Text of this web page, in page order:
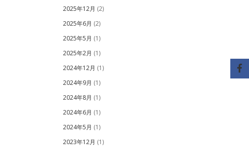
2025年12月 (2)
2025年6月 (2)
2025年5月 (1)
2025年2月 (1)
2024年12月 (1)
2024年9月 (1)
2024年8月 (1)
2024年6月 (1)
2024年5月 (1)
2023年12月 (1)